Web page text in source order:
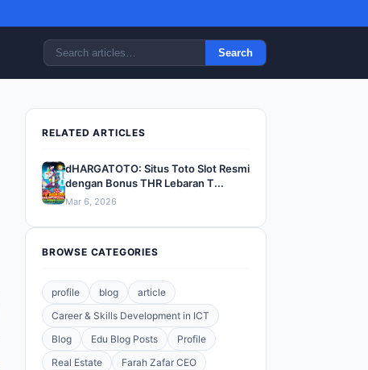
Search
RELATED ARTICLES
dHARGATOTO: Situs Toto Slot Resmi
dengan Bonus THR Lebaran T...
Mar 6, 2026
BROWSE CATEGORIES
profile blog
article
Career & Skills Development in ICT
Blog
Edu Blog Posts
Profile
Real Estate
Farah Zafar CEO